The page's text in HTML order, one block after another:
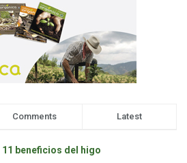
Comments Latest
11 beneficios del higo